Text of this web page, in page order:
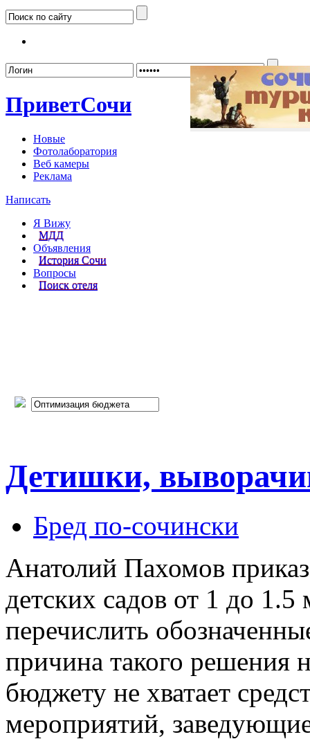
ПриветСочи
Новые
Фотолаборатория
Веб камеры
Реклама
Написать
Я Вижу
МДД
Объявления
История Сочи
Вопросы
Поиск отеля
Детишки,
Бред по-cочински
Анатолий Пахомов
детских садов от 1 до
перечислить
причина такого решения
бюджету не хватает
мероприятий,